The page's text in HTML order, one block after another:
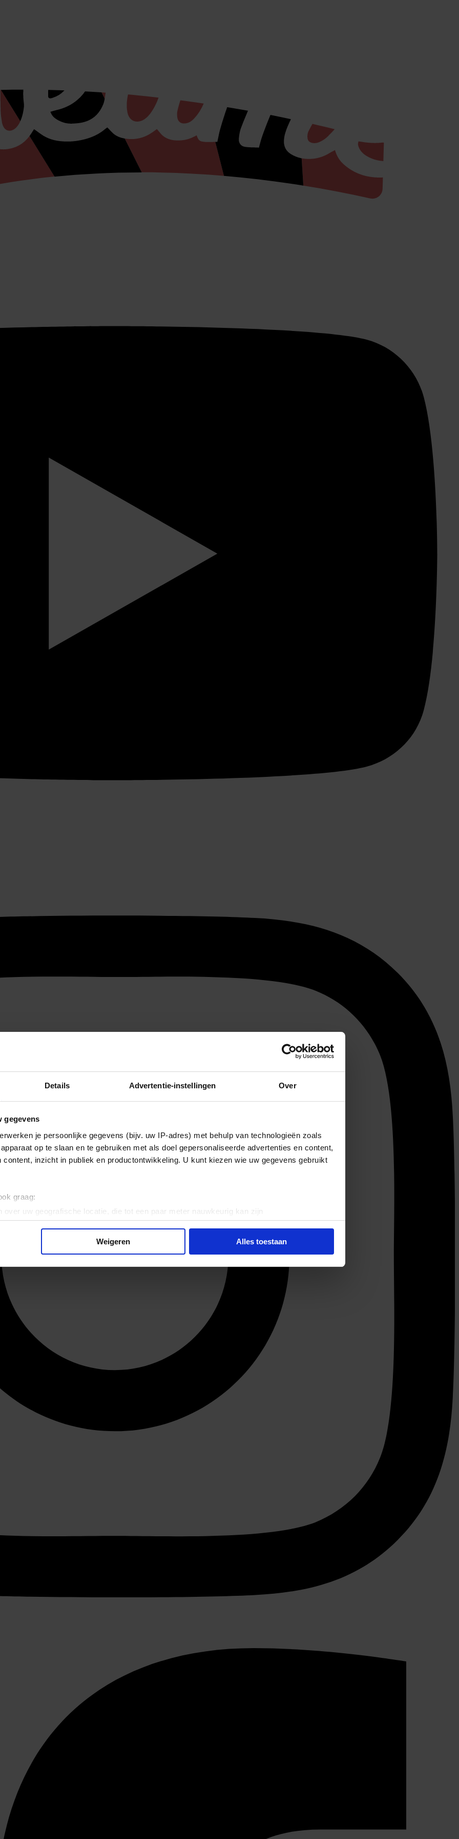
Details Advertentie-instellingen Over
gegevens
je persoonlijke gegevens (bijv. uw IP-adres) met behulp van technologieën zoals
op te slaan en te gebruiken met als doel gepersonaliseerde advertenties en content,
content, inzicht in publiek en productontwikkeling. U kunt kiezen wie uw gegevens gebruikt
graag:
over uw geografische locatie, die tot een paar meter nauwkeurig kan zijn
door het actief te scannen op specifieke eigenschappen (fingerprinting)
gegevens worden verwerkt en stel uw voorkeuren in het
detailgedeelte
en advertenties te personaliseren, om functies voor social media te bieden en om ons
Ook delen we informatie over uw gebruik van onze site met onze partners voor social
Deze partners kunnen deze gegevens combineren met andere informatie die u aan ze heeft
op basis van uw gebruik van hun services.
Weigeren Alles toestaan